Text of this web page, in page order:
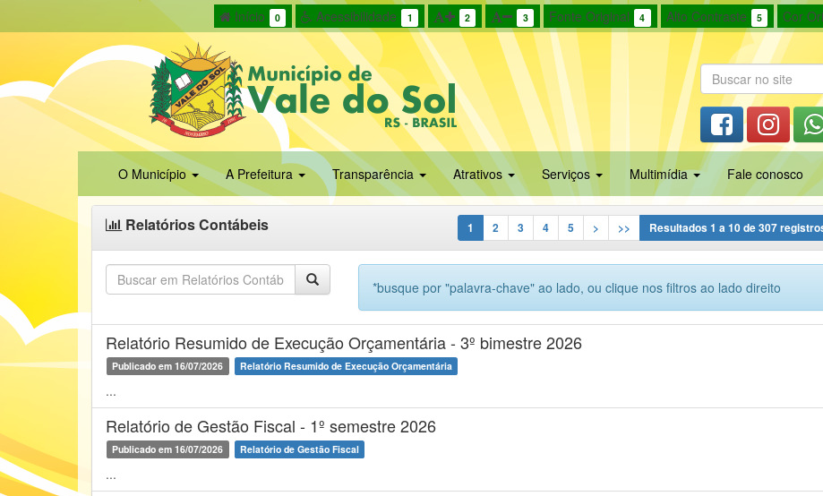
Início 0 Acessibilidade 1 2 3 Fonte Original 4 Alto Contraste 5 Cor
O Município A Prefeitura Transparência Atrativos Serviços Multimídia Fale conosco
Relatórios Contábeis 1 2 3 4 5 > >> Resultados1 a10de307
*busque por "palavra-chave" ao lado, ou clique nos filtros ao lado direito
Relatório Resumido de Execução Orçamentária - 3º bimestre 2026
Publicado em 16/07/2026 Relatório Resumido de Execução Orçamentária
...
Relatório de Gestão Fiscal - 1º semestre 2026
Publicado em 16/07/2026 Relatório de Gestão Fiscal
...